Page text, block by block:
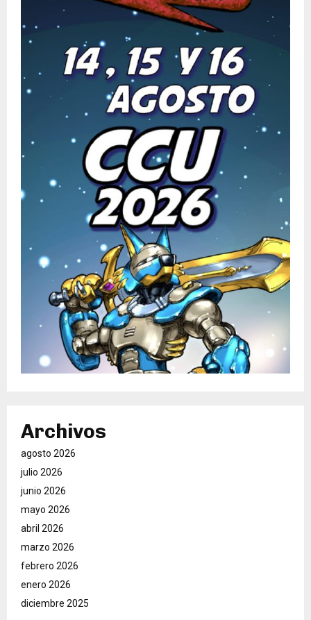
Archivos
agosto 2026
julio 2026
junio 2026
mayo 2026
abril 2026
marzo 2026
febrero 2026
enero 2026
diciembre 2025